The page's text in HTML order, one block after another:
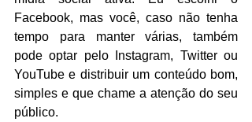
Facebook, mas você, caso não tenha
tempo para manter várias, também
pode optar pelo Instagram, Twitter ou
YouTube e distribuir um conteúdo bom,
simples e que chame a atenção do seu
público.